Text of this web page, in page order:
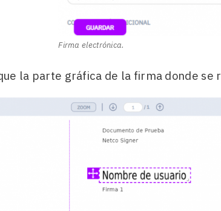
Firma electrónica.
la parte gráfica de la firma donde se